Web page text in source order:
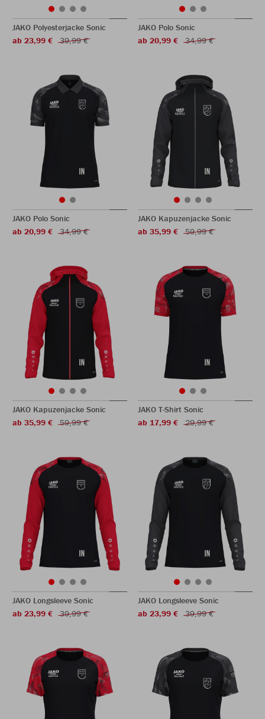
JAKO Polyesterjacke Sonic
ab 23,99 €
39,99 €
JAKO Polo Sonic
ab 20,99 €
34,99 €
JAKO Polo Sonic
ab 20,99 €
34,99 €
JAKO Kapuzenjacke Sonic
ab 35,99 €
59,99 €
JAKO Kapuzenjacke Sonic
ab 35,99 €
59,99 €
JAKO T-Shirt Sonic
ab 17,99 €
29,99 €
JAKO Longsleeve Sonic
ab 23,99 €
39,99 €
JAKO Longsleeve Sonic
ab 23,99 €
39,99 €